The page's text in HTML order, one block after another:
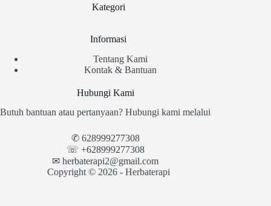
Kategori
Informasi
Tentang Kami
Kontak & Bantuan
Hubungi Kami
Butuh bantuan atau pertanyaan? Hubungi kami melalui
✆ 628999277308
☏ +628999277308
✉︎ herbaterapi2@gmail.com
Copyright © 2026 - Herbaterapi